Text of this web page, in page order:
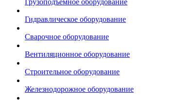
Грузоподъемное оборудование
Гидравлическое оборудование
Сварочное оборудование
Вентиляционное оборудование
Строительное оборудование
Железнодорожное оборудование